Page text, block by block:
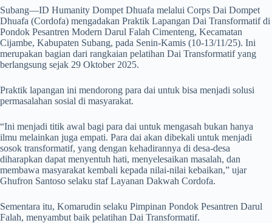
Subang—ID Humanity Dompet Dhuafa melalui Corps Dai Dompet
Dhuafa (Cordofa) mengadakan Praktik Lapangan Dai Transformatif di
Pondok Pesantren Modern Darul Falah Cimenteng, Kecamatan
Cijambe, Kabupaten Subang, pada Senin-Kamis (10-13/11/25). Ini
merupakan bagian dari rangkaian pelatihan Dai Transformatif yang
berlangsung sejak 29 Oktober 2025.
Praktik lapangan ini mendorong para dai untuk bisa menjadi solusi
permasalahan sosial di masyarakat.
“Ini menjadi titik awal bagi para dai untuk mengasah bukan hanya
ilmu melainkan juga empati. Para dai akan dibekali untuk menjadi
sosok transformatif, yang dengan kehadirannya di desa-desa
diharapkan dapat menyentuh hati, menyelesaikan masalah, dan
membawa masyarakat kembali kepada nilai-nilai kebaikan,” ujar
Ghufron Santoso selaku staf Layanan Dakwah Cordofa.
Sementara itu, Komarudin selaku Pimpinan Pondok Pesantren Darul
Falah, menyambut baik pelatihan Dai Transformatif.